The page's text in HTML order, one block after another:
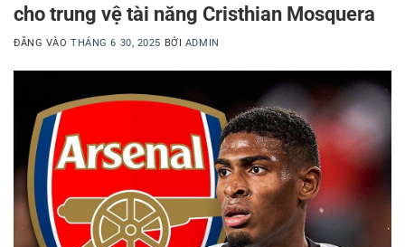
cho trung vệ tài năng Cristhian Mosquera
ĐĂNG VÀOTHÁNG 6 30, 2025 BỞI ADMIN